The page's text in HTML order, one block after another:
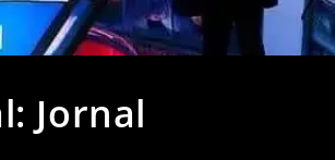
Jornal